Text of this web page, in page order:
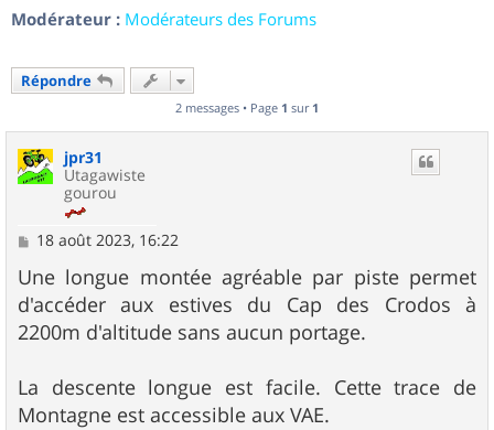
Modérateur : Modérateurs des Forums
Répondre
2 messages • Page 1 sur 1
jpr31
Utagawiste
gourou
M
s
s
a
g
e
18 août 2023, 16:22
Une longue montée agréable par piste permet
d'accéder aux estives du Cap des Crodos à
2200m d'altitude sans aucun portage.
La descente longue est facile. Cette trace de
Montagne est accessible aux VAE.